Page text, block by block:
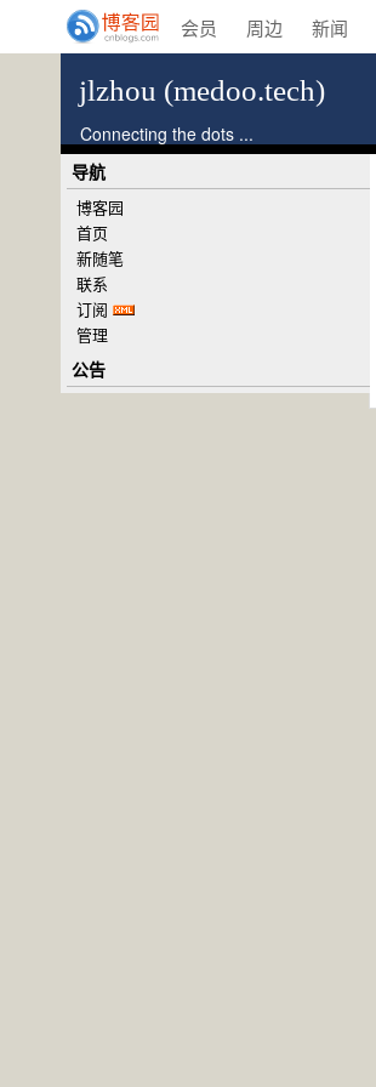
会员 周边 新闻
jlzhou (medoo.tech)
Connecting the dots ...
导航
博客园
首页
新随笔
联系
订阅
管理
公告